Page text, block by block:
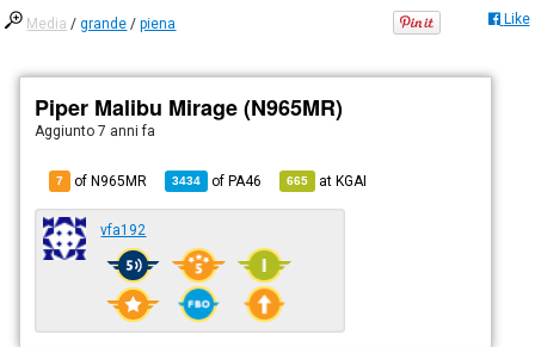
Media /grande /piena Like
Piper Malibu Mirage (N965MR)
Aggiunto7 anni fa
7 of N965MR 3434 ofPA46 665 atKGAI
vfa192